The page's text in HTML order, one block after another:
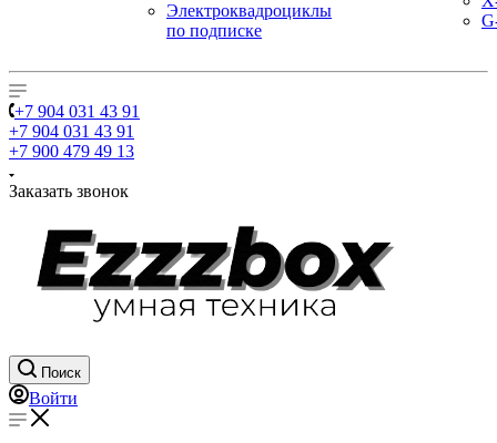
Электроквадроциклы
по подписке
+7 904 031 43 91
+7 904 031 43 91
+7 900 479 49 13
Заказать звонок
Поиск
Войти